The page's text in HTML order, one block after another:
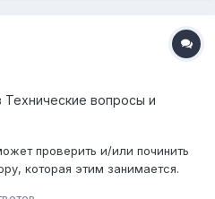
Технические вопросы и
проверить и/или починить
которая этим занимается.